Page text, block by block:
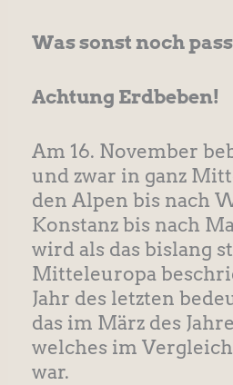
Was sonst noch
Achtung Erdbeben!
Am 16. November
und zwar in ganz
den Alpen bis nach
Konstanz bis nach
wird als das bislang
Mitteleuropa
Jahr des letzten
das im März des
welches im
war.